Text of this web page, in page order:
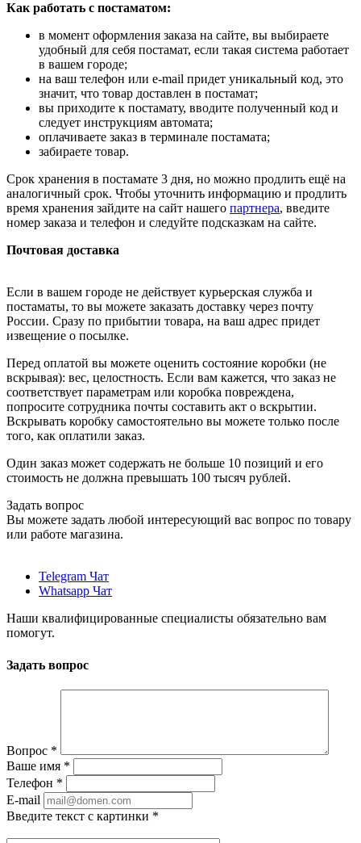
Как работать с постаматом:
в момент оформления заказа на сайте, вы выбираете
удобный для себя постамат, если такая система работает
в вашем городе;
на ваш телефон или e-mail придет уникальный код, это
значит, что товар доставлен в постамат;
вы приходите к постамату, вводите полученный код и
следует инструкциям автомата;
оплачиваете заказ в терминале постамата;
забираете товар.
Срок хранения в постамате 3 дня, но можно продлить ещё на
аналогичный срок. Чтобы уточнить информацию и продлить
время хранения зайдите на сайт нашего партнера, введите
номер заказа и телефон и следуйте подсказкам на сайте.
Почтовая доставка
Если в вашем городе не действует курьерская служба и
постаматы, то вы можете заказать доставку через почту
России. Сразу по прибытии товара, на ваш адрес придет
извещение о посылке.
Перед оплатой вы можете оценить состояние коробки (не
вскрывая): вес, целостность. Если вам кажется, что заказ не
соответствует параметрам или коробка повреждена,
попросите сотрудника почты составить акт о вскрытии.
Вскрывать коробку самостоятельно вы можете только после
того, как оплатили заказ.
Один заказ может содержать не больше 10 позиций и его
стоимость не должна превышать 100 тысяч рублей.
Задать вопрос
Вы можете задать любой интересующий вас вопрос по товару
или работе магазина.
Telegram Чат
Whatsapp Чат
Наши квалифицированные специалисты обязательно вам
помогут.
Задать вопрос
Вопрос *
Ваше имя *
Телефон *
E-mail
Введите текст с картинки *